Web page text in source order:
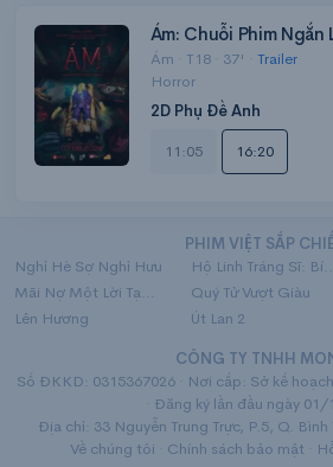
Ám: Chuỗi Phim Ngắn
Ám · T18 · 37' · Trailer
Horror
2D Phụ Đề Anh
11:05
16:20
PHIM VIỆT SẮP
Nghỉ Hè Sợ Nghỉ Hưu
Mãi Nợ Một Lời Tạm Biệt
Quý Tử Vượt Giàu
Lên Hương
Út Lan 2
CÔNG TY TNHH
Số ĐKKD: 0315367026 · Nơi cấp: Sở kế
· Đăng ký lần đầu ngày
Địa chỉ: 33 Nguyễn Trung Trực, P.5, Q.
Về chúng tôi
Chính sách bảo mật